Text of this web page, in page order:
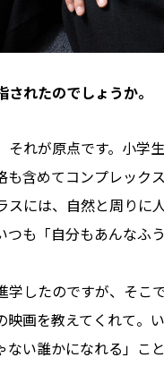
れたのでしょうか。
それが原点です。小学
含めてコンプレック
には、自然と周りに
も「自分もあんなふ
したのですが、そこ
映画を教えてくれて。
い誰かになれる」こ